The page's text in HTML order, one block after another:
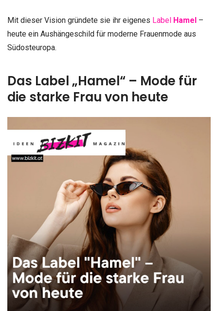
Mit dieser Vision gründete sie ihr eigenes Label Hamel –
heute ein Aushängeschild für moderne Frauenmode aus
Südosteuropa.
Das Label „Hamel“ – Mode für
die starke Frau von heute